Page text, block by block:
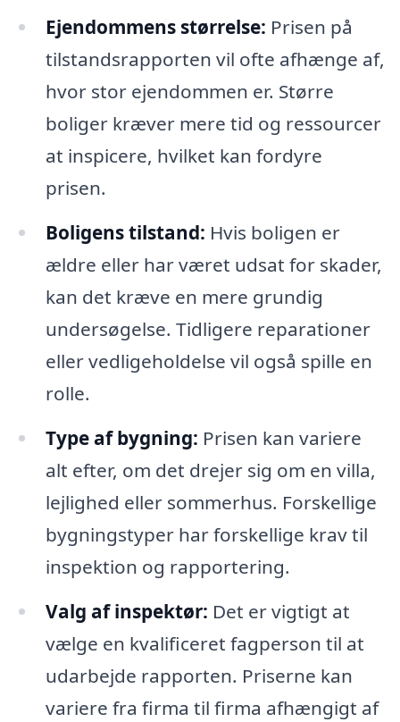
Ejendommens størrelse: Prisen på
tilstandsrapporten vil ofte afhænge af,
hvor stor ejendommen er. Større
boliger kræver mere tid og ressourcer
at inspicere, hvilket kan fordyre
prisen.
Boligens tilstand: Hvis boligen er
ældre eller har været udsat for skader,
kan det kræve en mere grundig
undersøgelse. Tidligere reparationer
eller vedligeholdelse vil også spille en
rolle.
Type af bygning: Prisen kan variere
alt efter, om det drejer sig om en villa,
lejlighed eller sommerhus. Forskellige
bygningstyper har forskellige krav til
inspektion og rapportering.
Valg af inspektør: Det er vigtigt at
vælge en kvalificeret fagperson til at
udarbejde rapporten. Priserne kan
variere fra firma til firma afhængigt af